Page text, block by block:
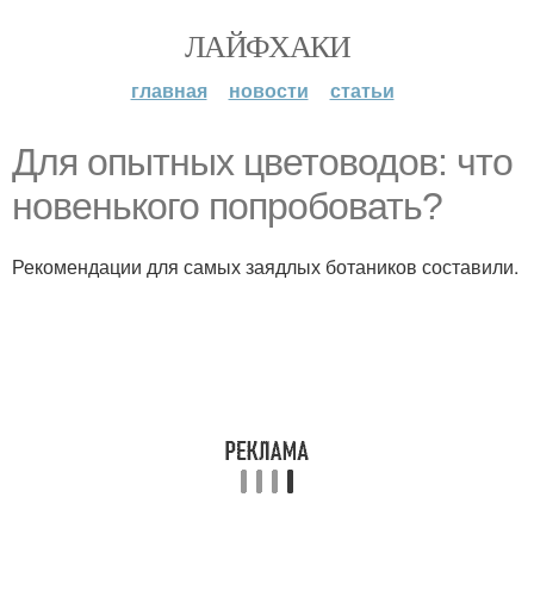
ЛАЙФХАКИ
главная новости статьи
Для опытных цветоводов: что
новенького попробовать?
Рекомендации для самых заядлых ботаников составили.